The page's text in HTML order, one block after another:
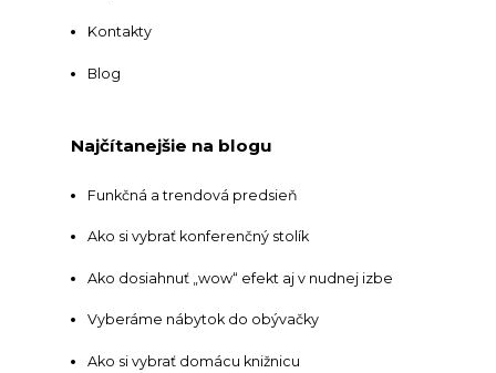
Kontakty
Blog
Najčítanejšie na blogu
Funkčná a trendová predsieň
Ako si vybrať konferenčný stolík
Ako dosiahnuť „wow“ efekt aj v nudnej izbe
Vyberáme nábytok do obývačky
Ako si vybrať domácu knižnicu